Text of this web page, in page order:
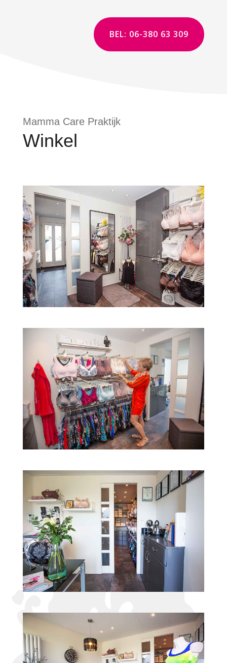
BEL: 06-380 63 309
Mamma Care Praktijk
Winkel